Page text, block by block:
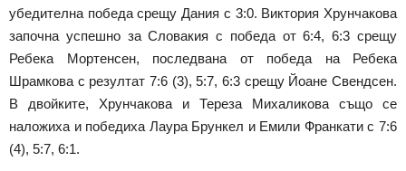
убедителна победа срещу Дания с 3:0. Виктория Хрунчакова
започна успешно за Словакия с победа от 6:4, 6:3 срещу
Ребека Мортенсен, последвана от победа на Ребека
Шрамкова с резултат 7:6 (3), 5:7, 6:3 срещу Йоане Свендсен.
В двойките, Хрунчакова и Тереза Михаликова също се
наложиха и победиха Лаура Брункел и Емили Франкати с 7:6
(4), 5:7, 6:1.